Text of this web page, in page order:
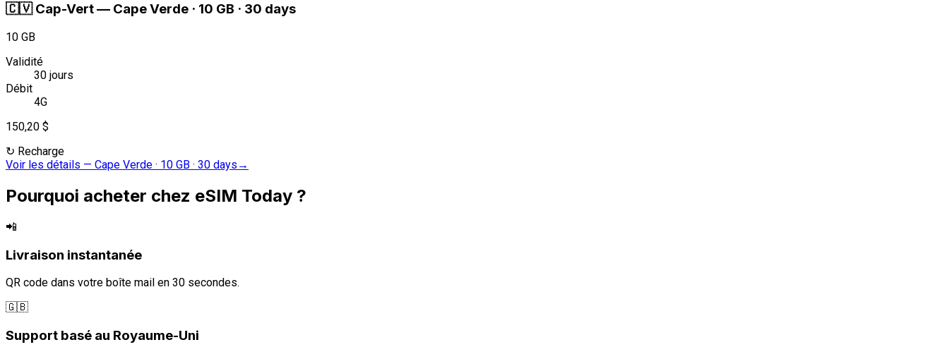
🇨🇻 Cap-Vert— Cape Verde · 10 GB · 30 days
10 GB
Validité
30 jours
Débit
4G
150,20 $
↻ Recharge
Voir les détails — Cape Verde · 10 GB · 30 days →
Pourquoi acheter chez eSIM Today ?
📲
Livraison instantanée
QR code dans votre boîte mail en 30 secondes.
🇬🇧
Support basé au Royaume-Uni